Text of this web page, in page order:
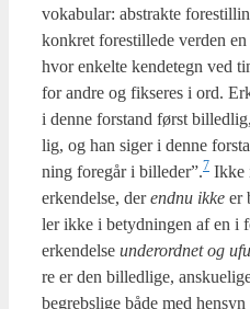
voka­bu­lar: abstrak­te
kon­kret fore­stil­le­de ver­den
hvor enkel­te ken­de­tegn ved
for andre og fik­se­res i ord.
i den­ne for­stand først
lig, og han siger i den­ne
ning fore­går i billeder”.7 Ikke
erken­del­se, derend­nu ikke er
ler ikke i betyd­nin­gen af en i
erken­del­se under­ord­net og
re er den bil­led­li­ge,
begrebs­li­ge både med